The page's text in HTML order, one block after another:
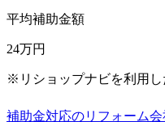
平均補助金額
24万円
※リショップナビを利用し
補助金対応のリフォーム